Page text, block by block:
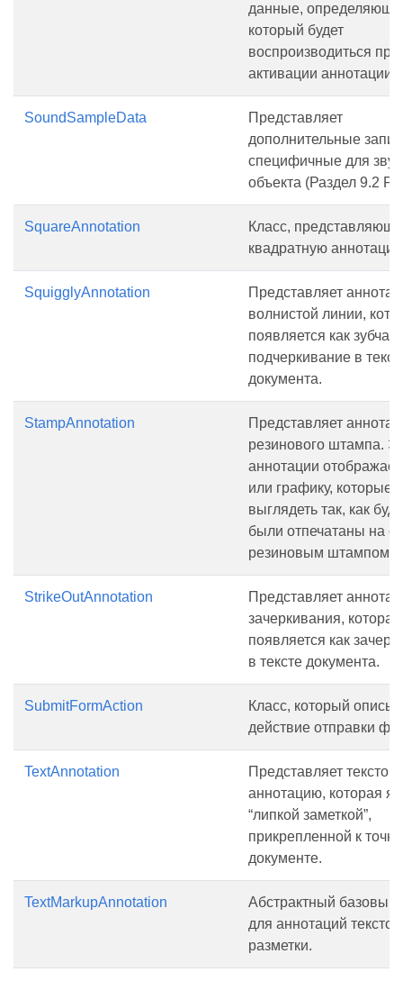
данные,
который будет
воспроизводиться при
активации аннотации.
SoundSampleData
Представляет
дополнительные
специфичные для
объекта (Раздел 9.2
SquareAnnotation
Класс,
квадратную
SquigglyAnnotation
Представляет
волнистой линии,
появляется как
подчеркивание в
документа.
StampAnnotation
Представляет
резинового штампа.
аннотации отображает
или графику, которые
выглядеть так, как
были отпечатаны на
резиновым штампом.
StrikeOutAnnotation
Представляет
зачеркивания, которая
появляется как
в тексте документа.
SubmitFormAction
Класс, который
действие отправки
TextAnnotation
Представляет
аннотацию, которая
“липкой заметкой”,
прикрепленной к
документе.
TextMarkupAnnotation
Абстрактный базовый
для аннотаций
разметки.